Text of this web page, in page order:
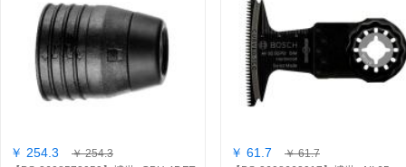
￥ 254.3
￥ 254.3
￥ 61.7
￥ 61.7